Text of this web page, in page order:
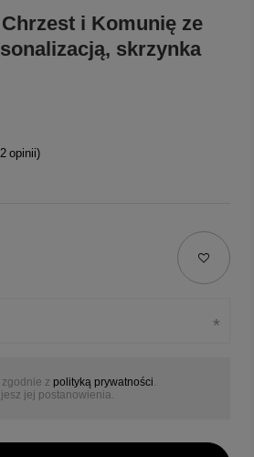
i Komunię ze
skrzynka
opinii)
z polityką prywatności
jej postanowienia.